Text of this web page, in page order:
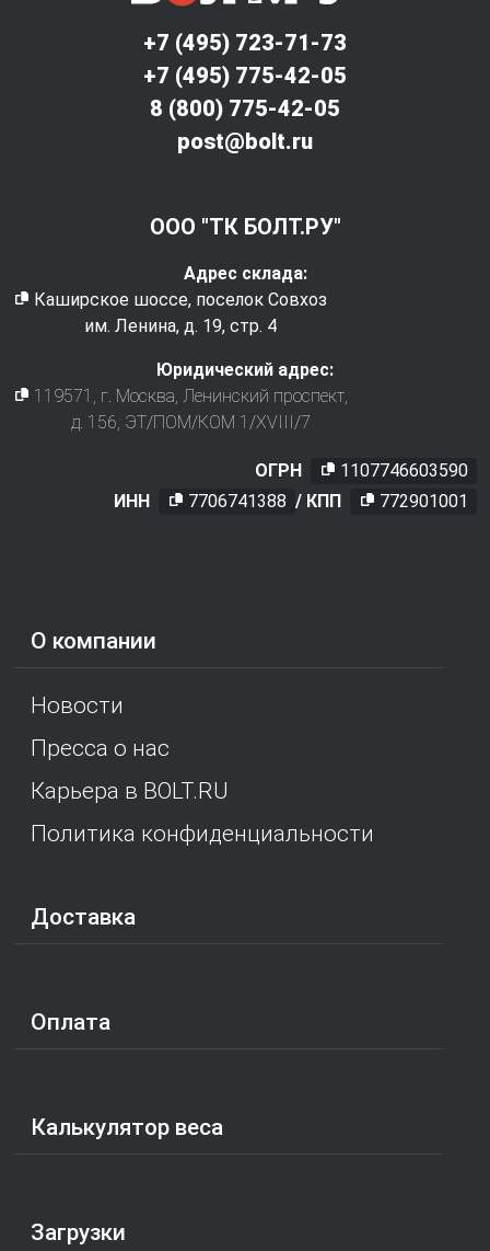
О компании
Новости
Пресса о нас
Карьера в BOLT.RU
Политика конфиденциальности
Доставка
Оплата
Калькулятор веса
Загрузки
+7 (495) 723-71-73
+7 (495) 775-42-05
8 (800) 775-42-05
post@bolt.ru
ООО "ТК БОЛТ.РУ"
Адрес склада:
Каширское шоссе, поселок Совхоз
им. Ленина, д. 19, стр. 4
Юридический адрес:
119571
, г. Москва Ленинский проспект,
д. 156, ЭТ/ПОМ/КОМ 1/XVIII/7
ОГРН
1107746603590
ИНН
7706741388 / КПП 772901001